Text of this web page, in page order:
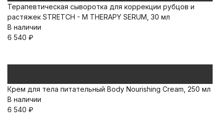
Терапевтическая сыворотка для коррекции рубцов и
растяжек STRETCH - M THERAPY SERUM, 30 мл
В наличии
6 540 ₽
Крем для тела питательный Body Nourishing Cream, 250 мл
В наличии
6 540 ₽